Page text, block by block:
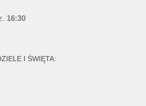
16:30
I ŚWIĘTA: